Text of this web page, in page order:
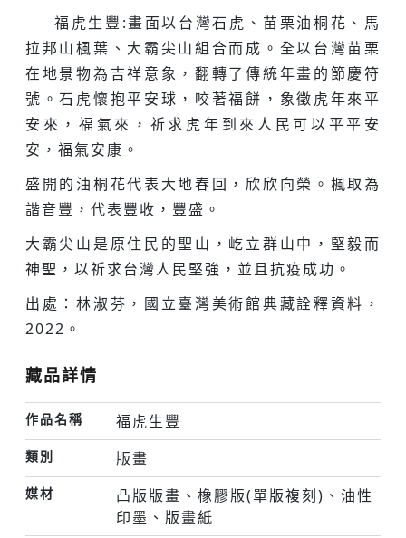
福虎生豐:畫面以台灣石虎、苗栗油桐花、馬
拉邦山楓葉、大霸尖山組合而成。全以台灣苗栗
在地景物為吉祥意象，翻轉了傳統年畫的節慶符
號。石虎懷抱平安球，咬著福餅，象徵虎年來平
安來，福氣來，祈求虎年到來人民可以平平安
安，福氣安康。
盛開的油桐花代表大地春回，欣欣向榮。楓取為
諧音豐，代表豐收，豐盛。
大霸尖山是原住民的聖山，屹立群山中，堅毅而
神聖，以祈求台灣人民堅強，並且抗疫成功。
出處：林淑芬，國立臺灣美術館典藏詮釋資料，
2022。
藏品詳情
作品名稱 福虎生豐
類別 版畫
媒材
凸版版畫、橡膠版(單版複刻)、油性
印墨、版畫紙